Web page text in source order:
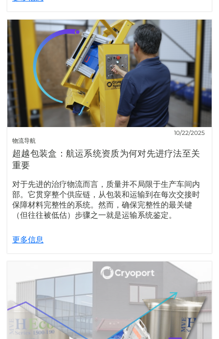
物流导航
10/22/2025
超越包装盒：航运系统资质为何对先进疗法至关
重要
对于先进的治疗物流而言，质量并不局限于生产车间内
部。它贯穿整个供应链，从包装和运输到在每次交接时
保障材料完整性的系统。然而，确保完整性的最关键
（但往往被低估）步骤之一就是运输系统鉴定。
更多信息